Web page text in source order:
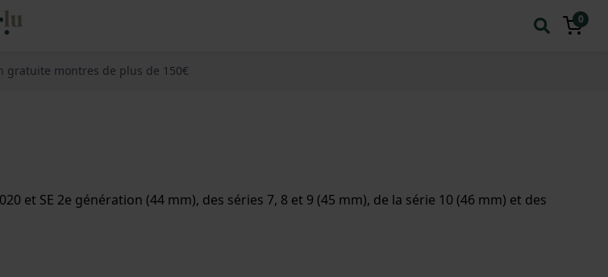
0
gratuite montres de plus de 150€
et SE 2e génération (44 mm), des séries 7, 8 et 9 (45 mm), de la série 10 (46 mm) et des